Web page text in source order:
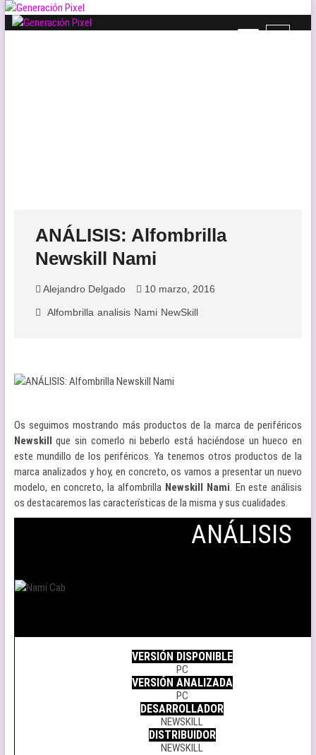
Saltar
B
ANÁLISIS: Alfombrilla
Newskill Nami
Alejandro Delgado 10 marzo, 2016
Alfombrilla analisis Nami NewSkill
Os seguimos mostrando más productos de la marca de periféricos
Newskill que sin comerlo ni beberlo está haciéndose un hueco en
este mundillo de los periféricos. Ya tenemos otros productos de la
marca analizados y hoy, en concreto, os vamos a presentar un nuevo
modelo, en concreto, la alfombrilla Newskill Nami. En este análisis
os destacaremos las características de la misma y sus cualidades.
ANÁLISIS
VERSIÓN DISPONIBLE
PC
VERSIÓN ANALIZADA
PC
DESARROLLADOR
NEWSKILL
DISTRIBUIDOR
NEWSKILL